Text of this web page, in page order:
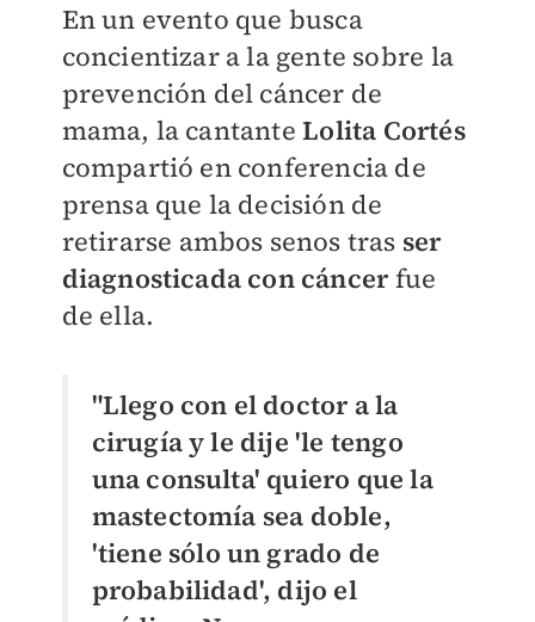
En un evento que busca
concientizar a la gente sobre la
prevención del cáncer de
mama, la cantanteLolita Cortés
compartió en conferencia de
prensa que la decisión de
retirarse ambos senos tras ser
diagnosticada con cáncerfue
de ella.
"Llego con el doctor a la
cirugía y le dije 'le tengo
una consulta' quiero que la
mastectomía sea doble,
'tiene sólo un grado de
probabilidad', dijo el